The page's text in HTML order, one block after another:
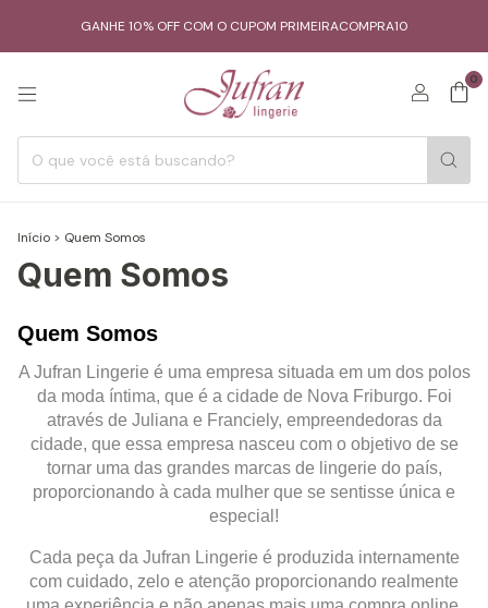
GANHE 10% OFF COM O CUPOM PRIMEIRACOMPRA10
0
Início > Quem Somos
Quem Somos
Quem Somos
A Jufran Lingerie é uma empresa situada em um dos polos
da moda íntima, que é a cidade de Nova Friburgo. Foi
através de Juliana e Franciely, empreendedoras da
cidade, que essa empresa nasceu com o objetivo de se
tornar uma das grandes marcas de lingerie do país,
proporcionando à cada mulher que se sentisse única e
especial!
Cada peça da Jufran Lingerie é produzida internamente
com cuidado, zelo e atenção proporcionando realmente